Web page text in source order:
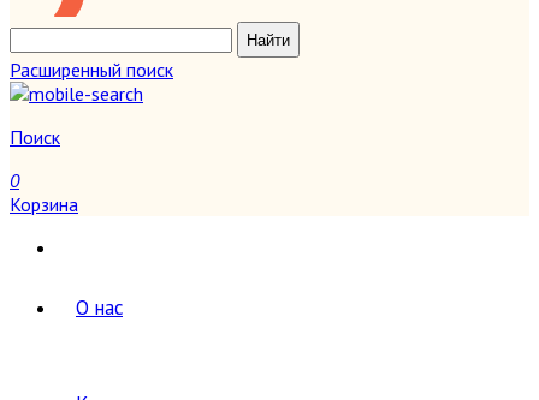
Расширенный поиск
Поиск
0
Корзина
О нас